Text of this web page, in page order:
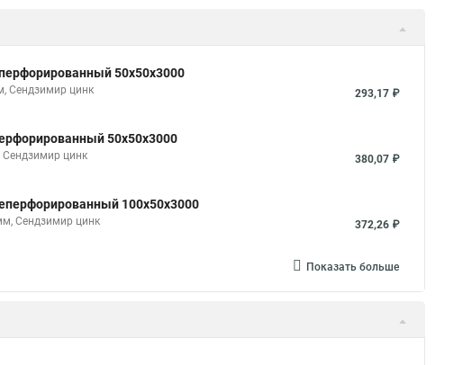
50х50х3000
Сендзимир цинк 293,17 ₽
50х50х3000
Сендзимир цинк 380,07 ₽
100х50х3000
Сендзимир цинк 372,26 ₽
Показать больше